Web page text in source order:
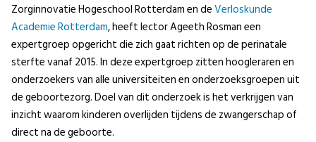
Zorginnovatie Hogeschool Rotterdam en deVerloskunde
Academie Rotterdam, heeft lector Ageeth Rosman een
expertgroep opgericht die zich gaat richten op de perinatale
sterfte vanaf 2015. In deze expertgroep zitten hoogleraren en
onderzoekers van alle universiteiten en onderzoeksgroepen uit
de geboortezorg. Doel van dit onderzoek is het verkrijgen van
inzicht waarom kinderen overlijden tijdens de zwangerschap of
direct na de geboorte.